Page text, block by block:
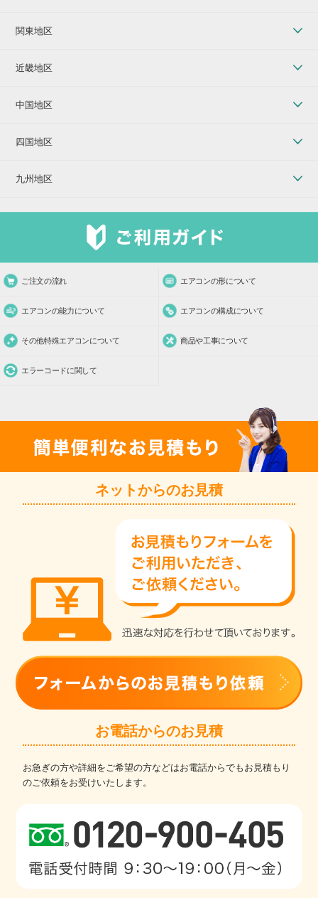
関東地区
近畿地区
中国地区
四国地区
九州地区
ご注文の流れ エアコンの形について
エアコンの能力について エアコンの構成について
その他特殊エアコンについて 商品や工事について
エラーコードに関して
ネットからのお見積
お電話からのお見積
お急ぎの方や詳細をご希望の方などはお電話からでもお見積もり
のご依頼をお受けいたします。